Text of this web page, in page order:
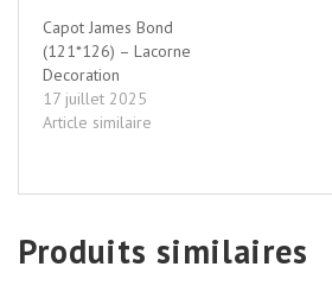
Capot James Bond
(121*126) – Lacorne
Decoration
17 juillet 2025
Article similaire
Produits similaires